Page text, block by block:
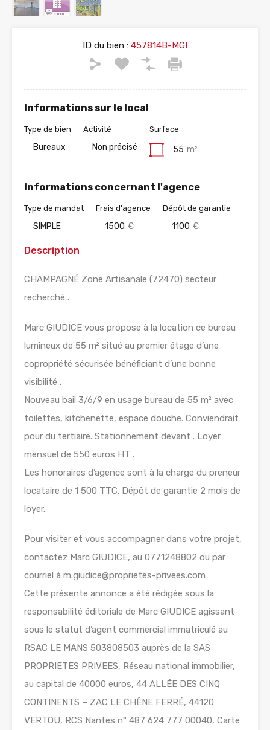
ID du bien : 457814B-MGI
Informations sur le local
Type de bien
Bureaux
Activité
Non précisé
Surface
55 m²
Informations concernant l'agence
Type de mandat
SIMPLE
Frais d'agence
1500 €
Dépôt de garantie
1100 €
Description
CHAMPAGNÉ Zone Artisanale (72470) secteur
recherché .
Marc GIUDICE vous propose à la location ce bureau
lumineux de 55 m² situé au premier étage d’une
copropriété sécurisée bénéficiant d’une bonne
visibilité .
Nouveau bail 3/6/9 en usage bureau de 55 m² avec
toilettes, kitchenette, espace douche. Conviendrait
pour du tertiaire. Stationnement devant . Loyer
mensuel de 550 euros HT .
Les honoraires d’agence sont à la charge du preneur
locataire de 1 500 TTC. Dépôt de garantie 2 mois de
loyer.
Pour visiter et vous accompagner dans votre projet,
contactez Marc GIUDICE, au 0771248802 ou par
courriel à m.giudice@proprietes-privees.com
Cette présente annonce a été rédigée sous la
responsabilité éditoriale de Marc GIUDICE agissant
sous le statut d’agent commercial immatriculé au
RSAC LE MANS 503808503 auprès de la SAS
PROPRIETES PRIVEES, Réseau national immobilier,
au capital de 40000 euros, 44 ALLÉE DES CINQ
CONTINENTS – ZAC LE CHÊNE FERRÉ, 44120
VERTOU, RCS Nantes n° 487 624 777 00040, Carte